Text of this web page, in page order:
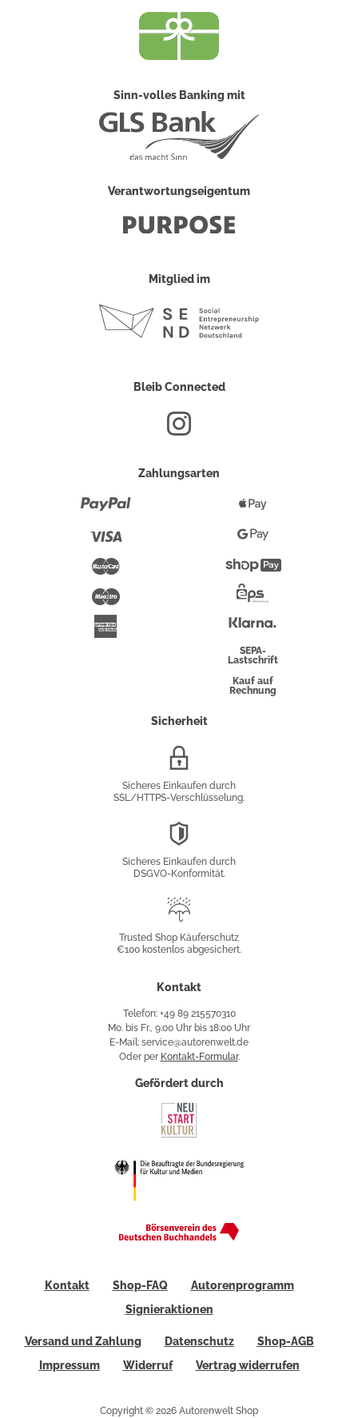
Sinn-volles Banking mit
Verantwortungseigentum
Mitglied im
Bleib Connected
Zahlungsarten
Maestro
Pay
Google
PayShopify
Überweisung
SEPA-
Lastschrift
Kauf auf
Rechnung
Sicherheit
Sicheres Einkaufen durch
SSL/HTTPS-Verschlüsselung.
Sicheres Einkaufen durch
DSGVO-Konformität.
Käuferschutz
Trusted Shop Käuferschutz
€100 kostenlos abgesichert.
Kontakt
Telefon: +49 89 215570310
Mo. bis Fr., 9:00 Uhr bis 18:00 Uhr
E-Mail: service@autorenwelt.de
Oder per Kontakt-Formular.
Gefördert durch
Kontakt Shop-FAQ
Autorenprogramm
Signieraktionen
Versand und Zahlung Datenschutz
Shop-AGB
Impressum
Widerruf Vertrag widerrufen
Copyright © 2026 Autorenwelt Shop